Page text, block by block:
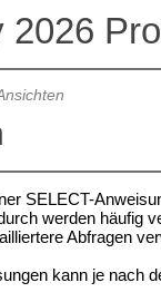
SELECT-
werden häufig
Abfragen
kann je nach